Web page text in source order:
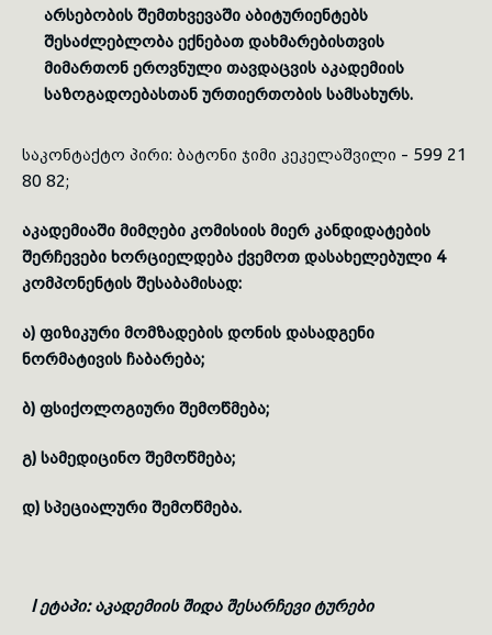
არსებობის შემთხვევაში აბიტურიენტებს
შესაძლებლობა ექნებათ დახმარებისთვის
მიმართონ ეროვნული თავდაცვის აკადემიის
საზოგადოებასთან ურთიერთობის სამსახურს.
საკონტაქტო პირი: ბატონი ჯიმი კეკელაშვილი - 599 21
80 82;
აკადემიაში მიმღები კომისიის მიერ კანდიდატების
შერჩევები ხორციელდება ქვემოთ დასახელებული 4
კომპონენტის შესაბამისად:
ა) ფიზიკური მომზადების დონის დასადგენი
ნორმატივის ჩაბარება;
ბ) ფსიქოლოგიური შემოწმება;
გ) სამედიცინო შემოწმება;
დ) სპეციალური შემოწმება.
I ეტაპი: აკადემიის შიდა შესარჩევი ტურები